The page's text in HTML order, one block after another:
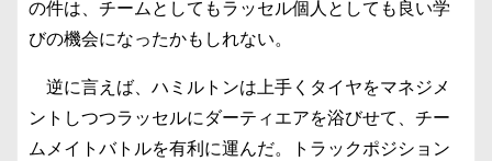
の件は、チームとしてもラッセル個人としても良い学
びの機会になったかもしれない。
逆に言えば、ハミルトンは上手くタイヤをマネジメ
ントしつつラッセルにダーティエアを浴びせて、チー
ムメイトバトルを有利に運んだ。トラックポジション